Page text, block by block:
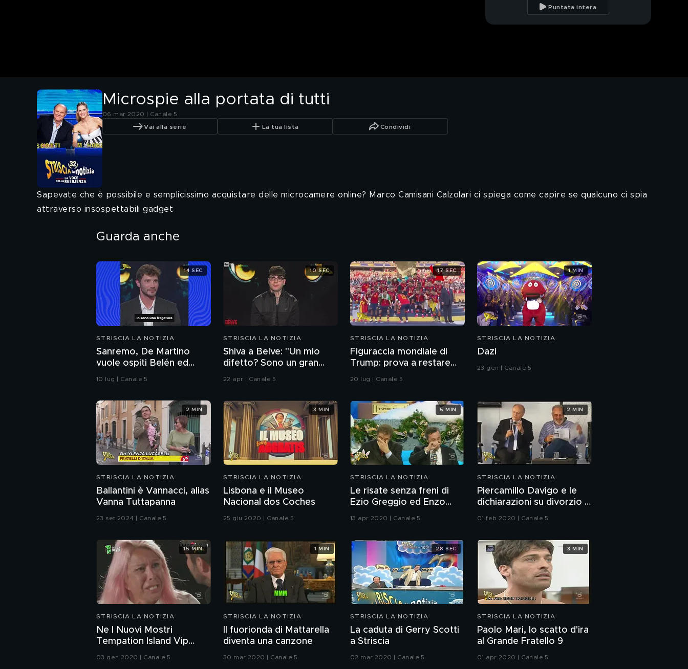
vedere: Pamparato
Gaffe politico-sanitarie
in tempi di Coronavirus
Sembra un topo, ma
Puntata intera
Microspie alla portata di tutti
06 mar 2020 | Canale 5
Vai alla serie La tua lista Condividi
Sapevate che è possibile e semplicissimo acquistare delle microcamere online? Marco Camisani Calzolari ci spiega come capire se qualcuno ci spia
attraverso insospettabili gadget
Guarda anche
STRISCIA LA NOTIZIA
Sanremo, De Martino
vuole ospiti Belén ed
Emma: il curioso triangolo
10 lug | Canale 5
14 SEC
STRISCIA LA NOTIZIA
Shiva a Belve: "Un mio
difetto? Sono un gran
coglione"
22 apr | Canale 5
10 SEC
STRISCIA LA NOTIZIA
Figuraccia mondiale di
Trump: prova a restare
nella foto della Spagna
20 lug | Canale 5
17 SEC
STRISCIA LA NOTIZIA
Dazi
23 gen | Canale 5
1 MIN
STRISCIA LA NOTIZIA
Ballantini è Vannacci, alias
Vanna Tuttapanna
23 set 2024 | Canale 5
2 MIN
STRISCIA LA NOTIZIA
Lisbona e il Museo
Nacional dos Coches
25 giu 2020 | Canale 5
3 MIN
STRISCIA LA NOTIZIA
Le risate senza freni di
Ezio Greggio ed Enzo
13 apr 2020 | Canale 5
5 MIN
STRISCIA LA NOTIZIA
Piercamillo Davigo e le
dichiarazioni su divorzio e
uxoricidio
01 feb 2020 | Canale 5
2 MIN
STRISCIA LA NOTIZIA
Ne I Nuovi Mostri
Tempation Island Vip
mixato con X Factor
03 gen 2020 | Canale 5
15 MIN
STRISCIA LA NOTIZIA
Il fuorionda di Mattarella
diventa una canzone
30 mar 2020 | Canale 5
1 MIN
STRISCIA LA NOTIZIA
La caduta di Gerry Scotti
a Striscia
02 mar 2020 | Canale 5
28 SEC
STRISCIA LA NOTIZIA
Paolo Mari, lo scatto d'ira
al Grande Fratello 9
01 apr 2020 | Canale 5
3 MIN